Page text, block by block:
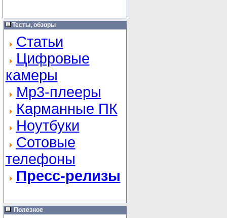
Тесты, обзоры
Статьи
Цифровые
камеры
Mp3-плееры
Карманные ПК
Ноутбуки
Сотовые
телефоны
Пресс-релизы
Полезное